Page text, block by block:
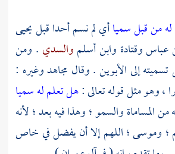
من قبل سمياأي لم نسم أحدا قبليحيى
عباسوقتادة وابن أسلموالسدي . ومن
تسميته إلى الأبوين . وقال مجاهدوغيره :
، وهو مثل قوله تعالى :هل تعلم له سميا
من المساماة والسمو ؛ وهذا فيه بعد ؛ لأنه
؛ وموسى ؛اللهم إلا أن يفضل في خاص